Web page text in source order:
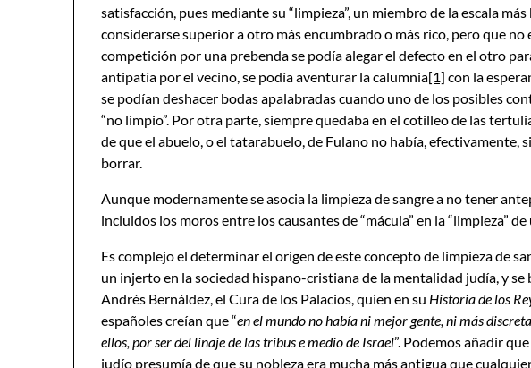
satisfacción, pues mediante su “limpieza”, un miembro de la escala
considerarse superior a otro más encumbrado o más rico, pero que no
competición por una prebenda se podía alegar el defecto en el otro
antipatía por el vecino, se podía aventurar la calumnia[1] con la
se podían deshacer bodas apalabradas cuando uno de los posibles
“no limpio”. Por otra parte, siempre quedaba en el cotilleo de las
de que el abuelo, o el tatarabuelo, de Fulano no había, efectivamente,
borrar.
Aunque modernamente se asocia la limpieza de sangre a no tener
incluidos los moros entre los causantes de “mácula” en la “limpieza”
Es complejo el determinar el origen de este concepto de limpieza de
un injerto en la sociedad hispano-cristiana de la mentalidad judía, y se
Andrés Bernáldez, el Cura de los Palacios, quien en su Historia de los
españoles creían que “en el mundo no había ni mejor gente, ni más
ellos, por ser del linaje de las tribus e medio de Israel”. Podemos añadir
judío presumía de que su nobleza era mucha más antigua que